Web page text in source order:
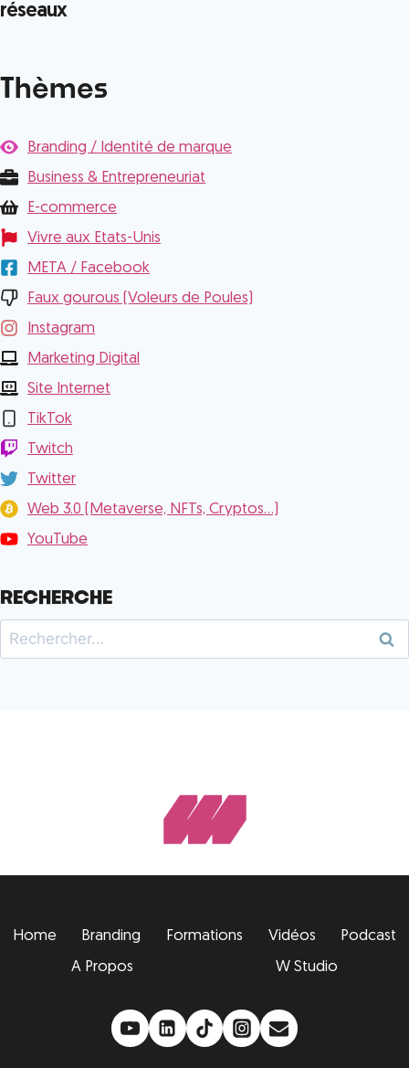
réseaux
Thèmes
Branding / Identité de marque
Business & Entrepreneuriat
E-commerce
Vivre aux Etats-Unis
META / Facebook
Faux gourous (Voleurs de Poules)
Instagram
Marketing Digital
Site Internet
TikTok
Twitch
Twitter
Web 3.0 (Metaverse, NFTs, Cryptos...)
YouTube
RECHERCHE
Home Branding Formations Vidéos
Podcast
A Propos
W Studio